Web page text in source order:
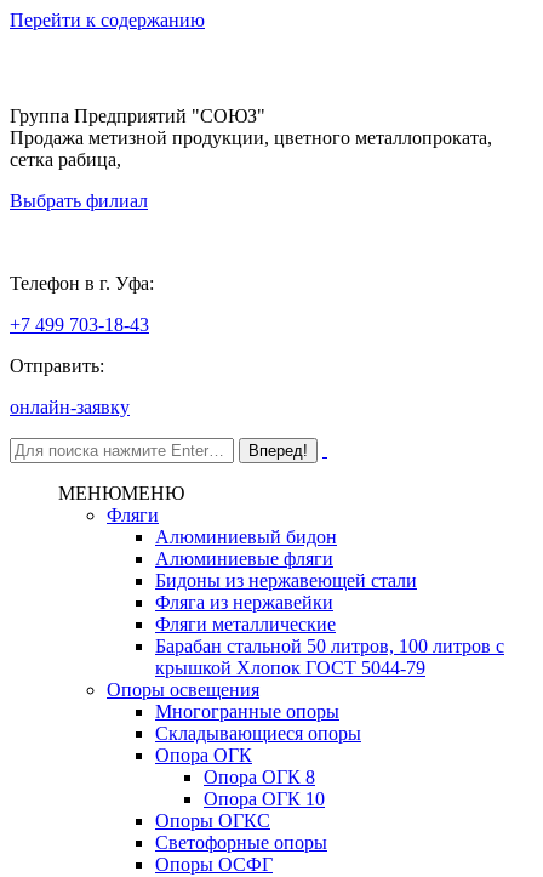
Перейти к содержанию
Группа Предприятий "СОЮЗ"
Продажа метизной продукции, цветного металлопроката,
сетка рабица,
Выбрать филиал
Телефон в г. Уфа:
+7 499 703-18-43
Отправить:
онлайн-заявку
МЕНЮМЕНЮ
Фляги
Алюминиевый бидон
Алюминиевые фляги
Бидоны из нержавеющей стали
Фляга из нержавейки
Фляги металлические
Барабан стальной 50 литров, 100 литров с
крышкой Хлопок ГОСТ 5044-79
Опоры освещения
Многогранные опоры
Складывающиеся опоры
Опора ОГК
Опора ОГК 8
Опора ОГК 10
Опоры ОГКС
Светофорные опоры
Опоры ОСФГ